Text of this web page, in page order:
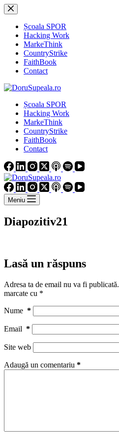
Sari
la
conținutȘcoala SPOR
Hacking Work
MarkeThink
CountryStrike
FaithBook
Contact
Școala SPOR
Hacking Work
MarkeThink
CountryStrike
FaithBook
Contact
Meniu
Diapozitiv21
Lasă un răspuns
Adresa ta de email nu va fi publicată.
marcate cu *
Nume *
Email *
Site web
Adaugă un comentariu *